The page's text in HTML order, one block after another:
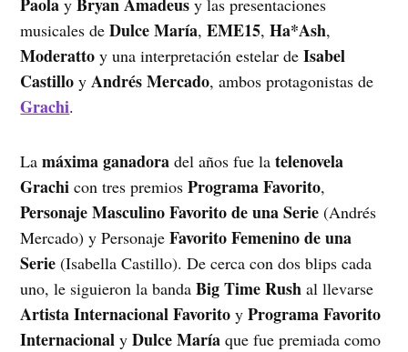
y
y las presentaciones
musicales deDulce María,EME15,Ha*Ash,
Moderatto y una interpretación estelar deIsabel
Castillo yAndrés Mercado, ambos protagonistas de
Grachi.
Lamáxima ganadora del años fue latelenovela
Grachi con tres premiosPrograma Favorito,
Personaje Masculino Favorito de una Serie (Andrés
Mercado) y PersonajeFavorito Femenino de una
Serie (Isabella Castillo). De cerca con dos blips cada
uno, le siguieron la bandaBig Time Rush al llevarse
Artista Internacional Favorito yPrograma Favorito
Internacional yDulce María que fue premiada como